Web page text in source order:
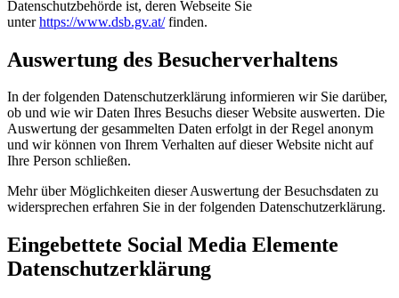
Datenschutzbehörde ist, deren Webseite Sie
unterhttps://www.dsb.gv.at/finden.
Auswertung des Besucherverhaltens
In der folgenden Datenschutzerklärung informieren wir Sie darüber,
ob und wie wir Daten Ihres Besuchs dieser Website auswerten. Die
Auswertung der gesammelten Daten erfolgt in der Regel anonym
und wir können von Ihrem Verhalten auf dieser Website nicht auf
Ihre Person schließen.
Mehr über Möglichkeiten dieser Auswertung der Besuchsdaten zu
widersprechen erfahren Sie in der folgenden Datenschutzerklärung.
Eingebettete Social Media Elemente
Datenschutzerklärung